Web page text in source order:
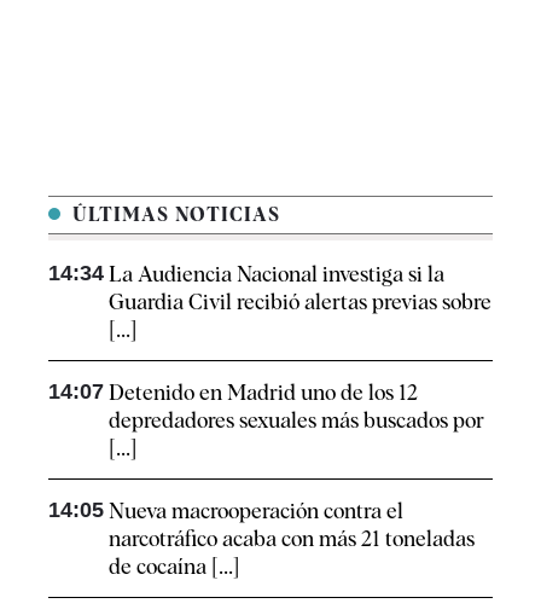
ÚLTIMAS NOTICIAS
14:34 La Audiencia Nacional investiga si la
Guardia Civil recibió alertas previas sobre
[...]
14:07 Detenido en Madrid uno de los 12
depredadores sexuales más buscados por
[...]
14:05 Nueva macrooperación contra el
narcotráfico acaba con más 21 toneladas
de cocaína [...]